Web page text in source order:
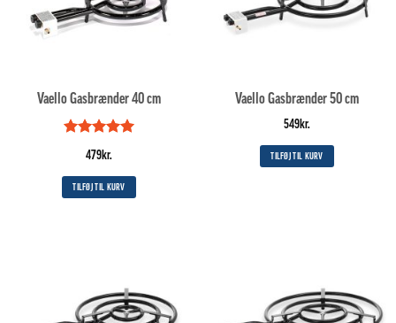
Vaello Gasbrænder 40 cm
Vurderet
ud af 5
479kr.
TILFØJ TIL KURV
Vaello Gasbrænder 50 cm
549kr.
TILFØJ TIL KURV